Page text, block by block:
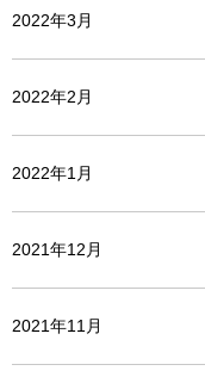
2022年3月
2022年2月
2022年1月
2021年12月
2021年11月